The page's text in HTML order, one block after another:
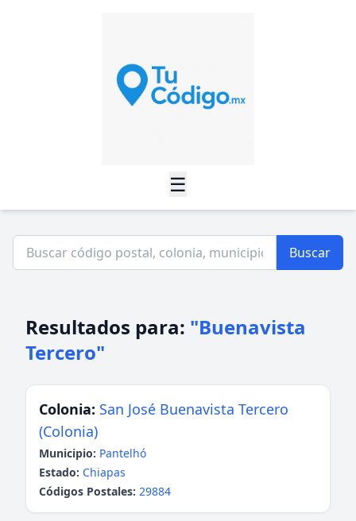
☰
Buscar
Resultados para: "Buenavista
Tercero"
Colonia: San José Buenavista Tercero
(Colonia)
Municipio: Pantelhó
Estado: Chiapas
Códigos Postales: 29884